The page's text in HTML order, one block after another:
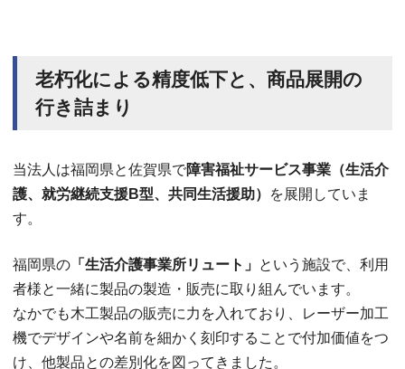
老朽化による精度低下と、商品展開の
行き詰まり
当法人は福岡県と佐賀県で障害福祉サービス事業（生活介
護、就労継続支援B型、共同生活援助）
を展開していま
す。
福岡県の 「生活介護事業所リュート」 という施設で、利用
者様と一緒に製品の製造・販売に取り組んでいます。
なかでも木工製品の販売に力を入れており、レーザー加工
機でデザインや名前を細かく刻印することで付加価値をつ
け、他製品との差別化を図ってきました。